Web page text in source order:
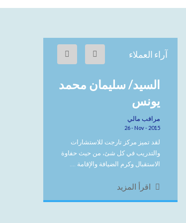
آراء العملاء
السيد/ سليمان محمد
يونس
مراقب مالي
26 - Nov - 2015
لقد تميز مركز تارجت للاستشارات
والتدريب في كل شئ، من حيث حفاوة
الاستقبال وكرم الضيافة والإقامة ....
اقرأ المزيد